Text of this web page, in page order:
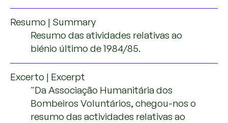
Resumo | Summary
Resumo das atividades relativas ao
biénio último de 1984/85.
Excerto | Excerpt
"Da Associação Humanitária dos
Bombeiros Voluntários, chegou-nos o
resumo das actividades relativas ao